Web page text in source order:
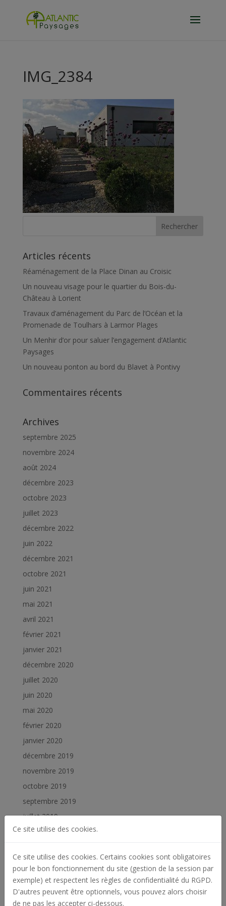
IMG_2384
Articles récents
Réaménagement de la Place Dinan au Croisic
Un nouveau visage pour le quartier du Bois-du-
Château à Lorient
Travaux d’aménagement du Parc de l’Océan et la
Promenade de Toulhars à Larmor Plages
Un Menhir d’or pour saluer l’engagement d’Atlantic
Paysages
Un nouveau ponton au bord du Blavet à Pontivy
Commentaires récents
Archives
septembre 2025
novembre 2024
août 2024
décembre 2023
octobre 2023
juillet 2023
décembre 2022
juin 2022
décembre 2021
octobre 2021
juin 2021
mai 2021
avril 2021
février 2021
janvier 2021
décembre 2020
juillet 2020
juin 2020
mai 2020
février 2020
janvier 2020
décembre 2019
novembre 2019
octobre 2019
septembre 2019
juillet 2019
juin 2019
janvier 2019
Catégories
Actualités
Ce site utilise des cookies.
Ce site utilise des cookies. Certains cookies sont obligatoires
pour le bon fonctionnement du site (gestion de la session par
exemple) et respectent les règles de confidentialité du RGPD.
D'autres peuvent être optionnels, vous pouvez alors choisir
de ne pas les accepter ci-dessous.